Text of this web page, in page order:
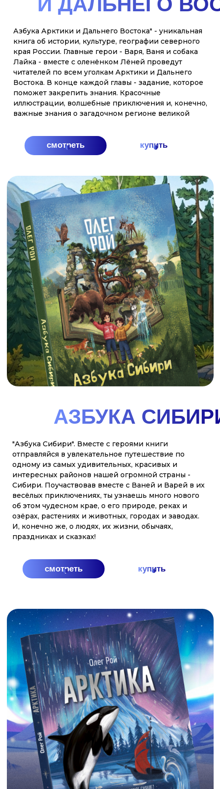
смотреть купить
праздниках и сказках!
смотреть купить
Вместе со своими друзьями - необыкновенной
собакой Лайкой, которая умеет не только говорить,
но и пользоваться интернетом и сказочным
северным оленем, Лёней вы отправитесь в
путешествие на настоящем ледоколе. Эта поездка
по холодным морям подарила брату и сестре, не
только захватывающие приключения, но и новые
знания — о русском Севере, и героической
истории его покорения, о его невероятной
природе и столь же невероятных жителях и об
уникальных российских кораблях-ледоколах,
подобных которым нет нигде в мире. Вернувшись
домой, Ваня и Варя решили поделиться тем, что
узнали, со всеми ребятами нашей необъятной и
прекрасной
АРКТИКА
купить
Главные герои - Варя, Ваня и собака Лайка - вместе
с оленёнком Лёней проведут читателей по всем
уголкам Арктики и Дальнего Востока. В конце
каждой главы - задание, которое поможет
закрепить знания. Красочные иллюстрации Ольги
Графовой как нельзя лучше передают красоту
ГДЕ
НАШИ
АЗБУКИ?